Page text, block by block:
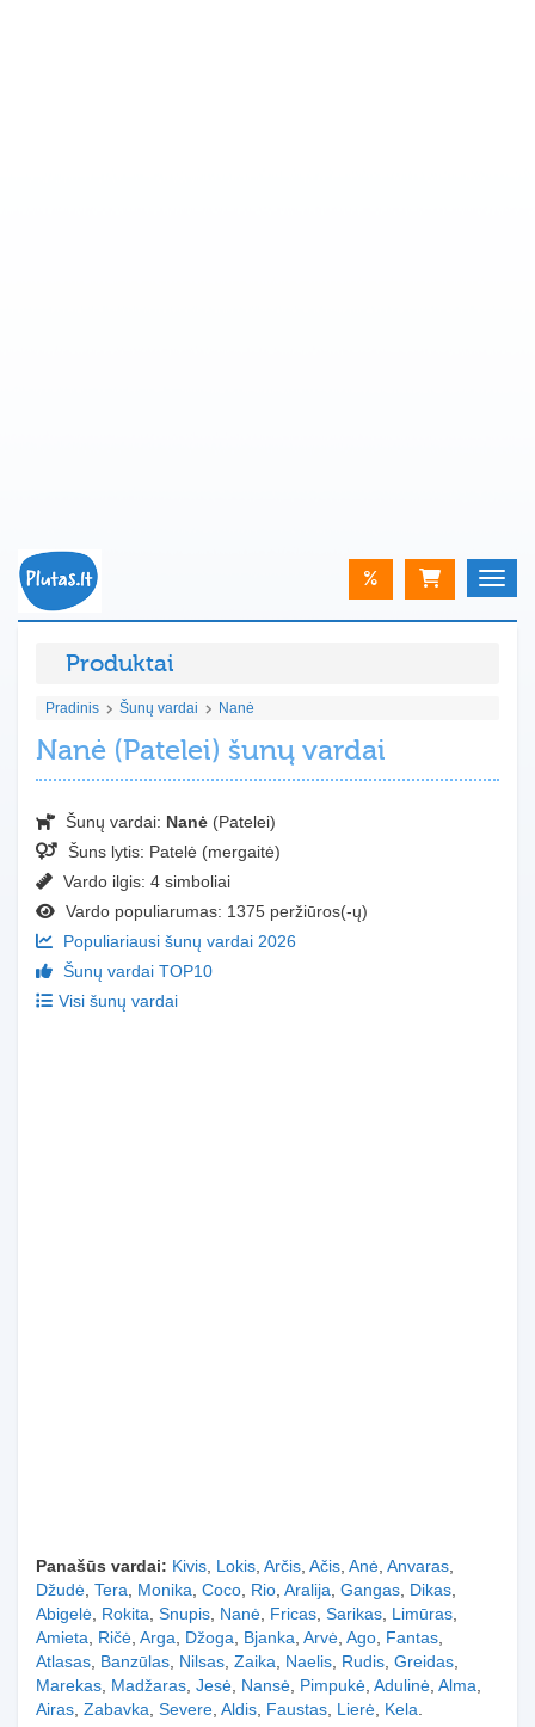
%
Produktai
Pradinis Šunų vardai Nanė
Nanė (Patelei) šunų vardai
Šunų vardai: Nanė (Patelei)
Šuns lytis: Patelė (mergaitė)
Vardo ilgis: 4 simboliai
Vardo populiarumas: 1375 peržiūros(-ų)
Populiariausi šunų vardai 2026
Šunų vardai TOP10
Visi šunų vardai
Panašūs vardai: Kivis, Lokis, Arčis, Ačis, Anė, Anvaras,
Džudė, Tera, Monika, Coco, Rio, Aralija, Gangas, Dikas,
Abigelė, Rokita, Snupis, Nanė, Fricas, Sarikas, Limūras,
Amieta, Ričė, Arga, Džoga, Bjanka, Arvė, Ago, Fantas,
Atlasas, Banzūlas, Nilsas, Zaika, Naelis, Rudis, Greidas,
Marekas, Madžaras, Jesė, Nansė, Pimpukė, Adulinė, Alma,
Airas, Zabavka, Severe, Aldis, Faustas, Lierė, Kela.